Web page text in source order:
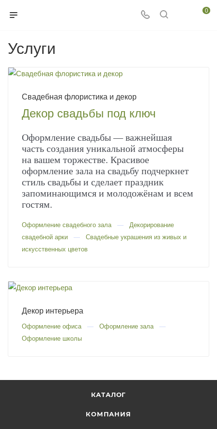
0
Услуги
Свадебная флористика и декор
Декор свадьбы под ключ
Оформление свадьбы — важнейшая
часть создания уникальной атмосферы
на вашем торжестве. Красивое
оформление зала на свадьбу подчеркнет
стиль свадьбы и сделает праздник
запоминающимся и молодожёнам и всем
гостям.
Оформление свадебного зала
Декорирование
свадебной арки
Свадебные украшения из живых и
искусственных цветов
Декор интерьера
Оформление офиса
Оформление зала
Оформление школы
КАТАЛОГ
КОМПАНИЯ